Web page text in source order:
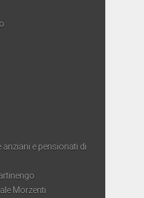
e pensionati di
Morzenti